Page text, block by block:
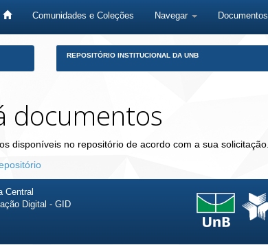
Comunidades e Coleções Navegar Documentos
REPOSITÓRIO INSTITUCIONAL DA UNB
documentos
disponíveis no repositório de acordo com a sua solicitação.
Central
Digital - GID